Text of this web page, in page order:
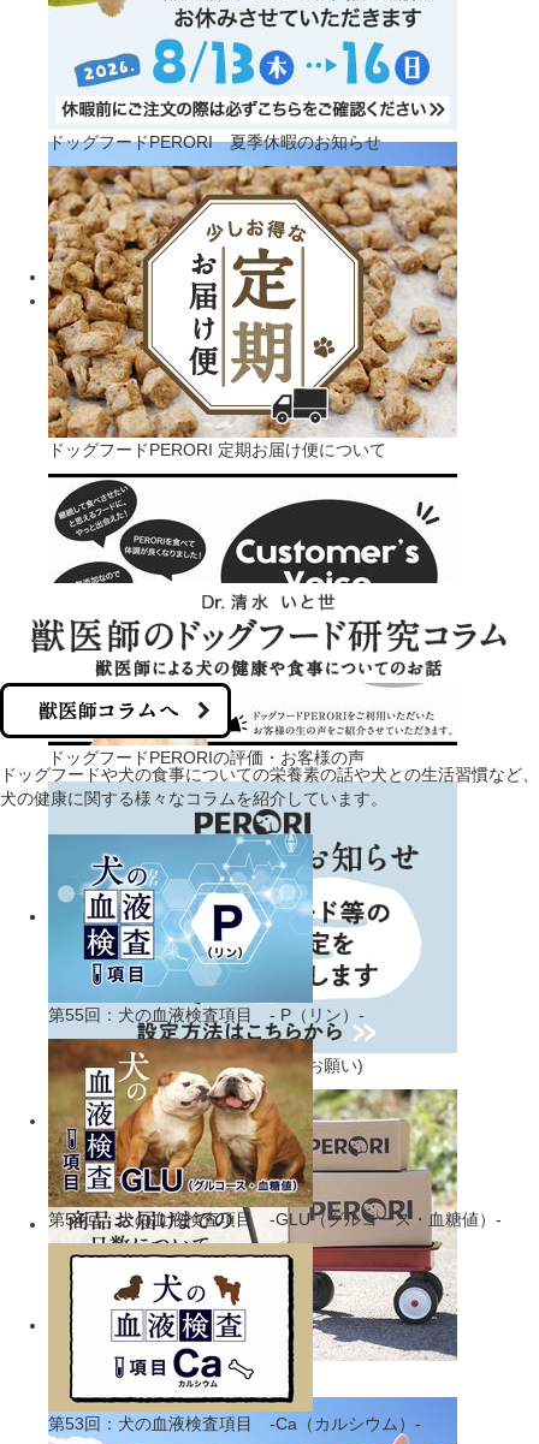
商品お届けまでの日数について
犬用ヤギミルク PERORI GOAT MILK シリーズ
ドッグフードPERORI 夏季休暇のお知らせ
ドッグフードPERORI 定期お届け便について
ドッグフードPERORIの評価・お客様の声
サーバー移転のお知らせ(再設定のお願い)
商品お届けまでの日数について
ドッグフードや犬の食事についての栄養素の話や犬との生活習慣など、
犬の健康に関する様々なコラムを紹介しています。
第55回：犬の血液検査項目 - P（リン）-
第54回：犬の血液検査項目 -GLU（グルコース・血糖値）-
第53回：犬の血液検査項目 -Ca（カルシウム）-